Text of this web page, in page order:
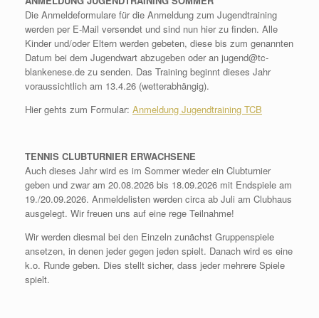
Die Anmeldeformulare für die Anmeldung zum Jugendtraining
werden per E-Mail versendet und sind nun hier zu finden. Alle
Kinder und/oder Eltern werden gebeten, diese bis zum genannten
Datum bei dem Jugendwart abzugeben oder an jugend@tc-
blankenese.de zu senden. Das Training beginnt dieses Jahr
voraussichtlich am 13.4.26 (wetterabhängig).
Hier gehts zum Formular: Anmeldung Jugendtraining TCB
TENNIS CLUBTURNIER ERWACHSENE
Auch dieses Jahr wird es im Sommer wieder ein Clubturnier
geben und zwar am 20.08.2026 bis 18.09.2026 mit Endspiele am
19./20.09.2026. Anmeldelisten werden circa ab Juli am Clubhaus
ausgelegt. Wir freuen uns auf eine rege Teilnahme!
Wir werden diesmal bei den Einzeln zunächst Gruppenspiele
ansetzen, in denen jeder gegen jeden spielt. Danach wird es eine
k.o. Runde geben. Dies stellt sicher, dass jeder mehrere Spiele
spielt.